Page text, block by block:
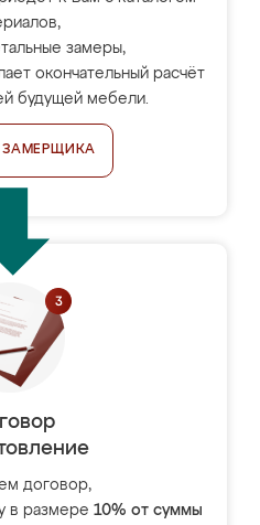
замеры,
окончательный расчёт
будущей мебели.
ЗАМЕРЩИКА
договор,
в размере 10% от суммы